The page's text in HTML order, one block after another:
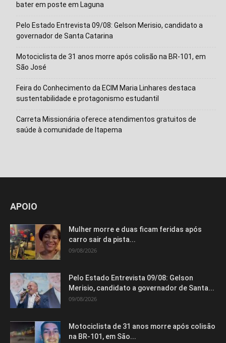
bater em poste em Laguna
Pelo Estado Entrevista 09/08: Gelson Merisio, candidato a
governador de Santa Catarina
Motociclista de 31 anos morre após colisão na BR-101, em
São José
Feira do Conhecimento da ECIM Maria Linhares destaca
sustentabilidade e protagonismo estudantil
Carreta Missionária oferece atendimentos gratuitos de
saúde à comunidade de Itapema
APOIO
Mulher morre e duas ficam feridas após
carro sair da pista...
09/08/2026
Pelo Estado Entrevista 09/08: Gelson
Merisio, candidato a governador de Santa...
09/08/2026
Motociclista de 31 anos morre após colisão
na BR-101, em São...